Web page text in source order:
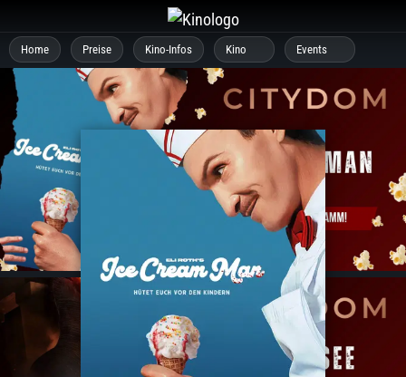
Inhalt
springen
Home Preise Kino-Infos Kino Events